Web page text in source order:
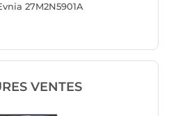
27M2N5901A
VENTES